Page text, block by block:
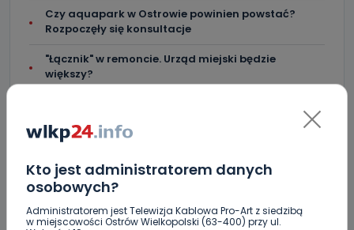
Kto jest administratorem danych
osobowych?
Administratorem jest Telewizja Kablowa Pro-Art z siedzibą
w miejscowości Ostrów Wielkopolski (63-400) przy ul.
Czy aquapark w Ostrowie powinien powstać?
Rozpoczęły się konsultacje
"Łącznik" w remoncie. Urząd miejski będzie
większy?
Więcej pieniędzy dla OSP w gminie Ostrów.
Centra wzmocniona i gotowa do gry. Chce
lepszego seoznu
Za miesiąc Narodowe Czytanie. W tym roku padło